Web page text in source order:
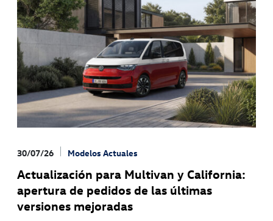
30/07/26 Modelos Actuales
Actualización para Multivan y California:
apertura de pedidos de las últimas
versiones mejoradas